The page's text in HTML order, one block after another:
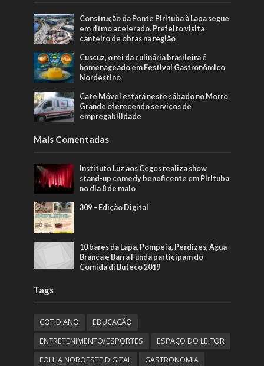
Construção da Ponte Pirituba à Lapa segue
em ritmo acelerado. Prefeito visita
canteiro de obras na região
Cuscuz, o rei da culinária brasileira é
homenageado em Festival Gastronômico
Nordestino
Cate Móvel estará neste sábado no Morro
Grande oferecendo serviços de
empregabilidade
Mais Comentadas
Instituto Luz aos Cegos realiza show
stand-up comedy beneficente em Pirituba
no dia 8 de maio
309 – Edição Digital
10 bares da Lapa, Pompeia, Perdizes, Água
Branca e Barra Funda participam do
Comida di Buteco 2019
Tags
COTIDIANO
EDUCAÇÃO
ENTRETENIMENTO/ESPORTES
ESPAÇO DO LEITOR
FOLHA NOROESTE DIGITAL
GASTRONOMIA